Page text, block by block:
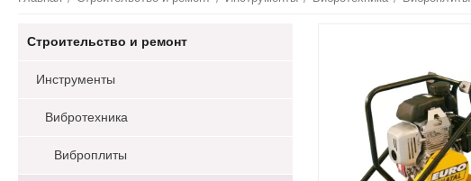
Строительство и ремонт
Инструменты
Вибротехника
Виброплиты